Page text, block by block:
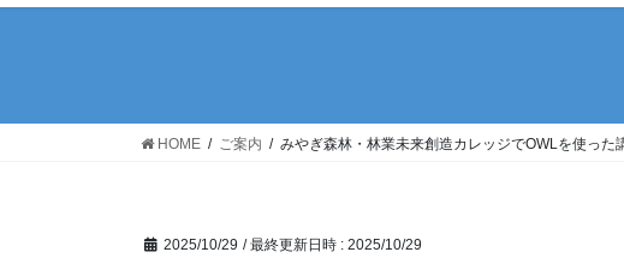
HOME ご案内 みやぎ森林・林業未来創造カレッジでOWLを使った
2025/10/29 / 最終更新日時 : 2025/10/29